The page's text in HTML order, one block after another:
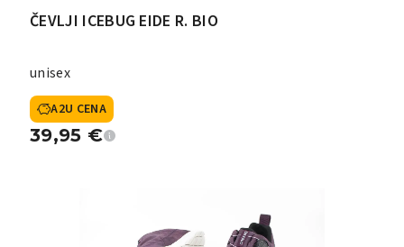
ČEVLJI ICEBUG EIDE R. BIO
unisex
A2U CENA
39,95 €